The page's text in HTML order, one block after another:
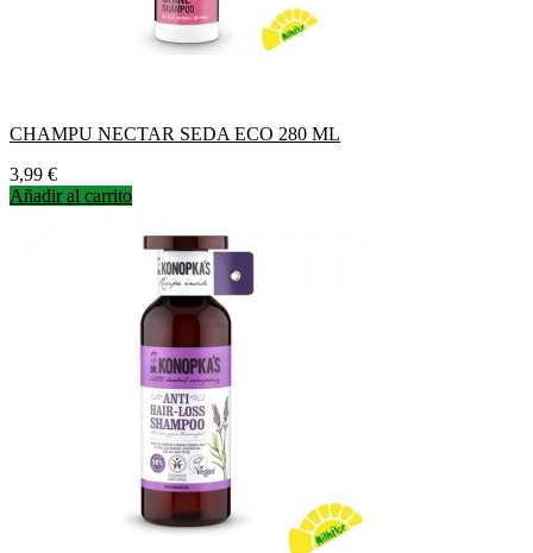
CHAMPU NECTAR SEDA ECO 280 ML
Precio
3,99 €
Añadir al carrito